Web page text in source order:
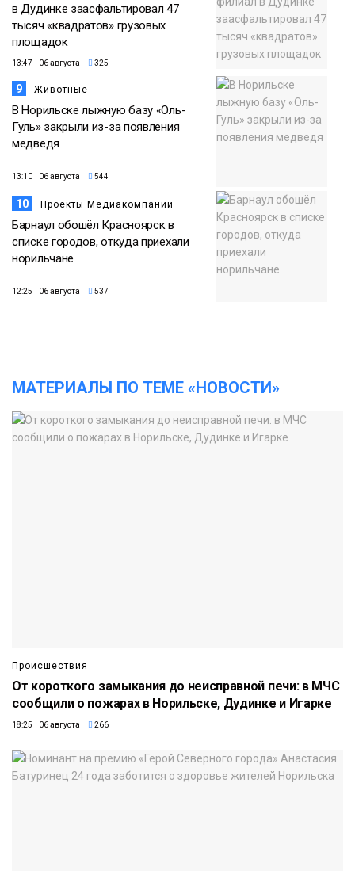
в Дудинке заасфальтировал 47
тысяч «квадратов» грузовых
площадок
13:47 06 августа 325
9 Животные
В Норильске лыжную базу «Оль-
Гуль» закрыли из-за появления
медведя
13:10 06 августа 544
10 Проекты Медиакомпании
Барнаул обошёл Красноярск в
списке городов, откуда приехали
норильчане
12:25 06 августа 537
МАТЕРИАЛЫ ПО ТЕМЕ «НОВОСТИ»
Происшествия
От короткого замыкания до неисправной печи: в МЧС
сообщили о пожарах в Норильске, Дудинке и Игарке
18:25 06 августа 266